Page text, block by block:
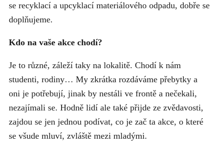
se recyklací a upcyklací materiálového odpadu, dobře se
doplňujeme.
Kdo na vaše akce chodí?
Je to různé, záleží taky na lokalitě. Chodí k nám
studenti, rodiny… My zkrátka rozdáváme přebytky a
oni je potřebují, jinak by nestáli ve frontě a nečekali,
nezajímali se. Hodně lidí ale také přijde ze zvědavosti,
zajdou se jen jednou podívat, co je zač ta akce, o které
se všude mluví, zvláště mezi mladými.